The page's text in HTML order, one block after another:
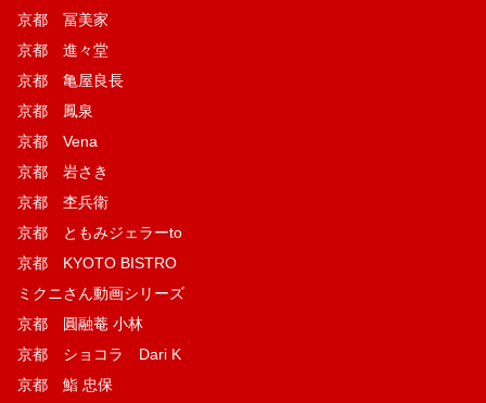
京都 冨美家
京都 進々堂
京都 亀屋良長
京都 鳳泉
京都 Vena
京都 岩さき
京都 杢兵衛
京都 ともみジェラーto
京都 KYOTO BISTRO
ミクニさん動画シリーズ
京都 圓融菴 小林
京都 ショコラ Dari K
京都 鮨 忠保